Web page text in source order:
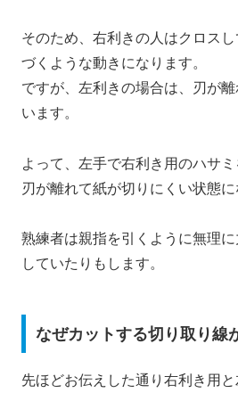
そのため、右利きの人はクロス
づくような動きになります。
ですが、左利きの場合は、刃が
います。
よって、左手で右利き用のハサミ
刃が離れて紙が切りにくい状態に
熟練者は親指を引くように無理
していたりもします。
なぜカットする切り取り線
先ほどお伝えした通り右利き用